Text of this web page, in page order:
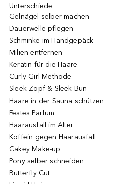
Unterschiede
Gelnägel selber machen
Dauerwelle pflegen
Schminke im Handgepäck
Milien entfernen
Keratin für die Haare
Curly Girl Methode
Sleek Zopf & Sleek Bun
Haare in der Sauna schützen
Festes Parfum
Haarausfall im Alter
Koffein gegen Haarausfall
Cakey Make-up
Pony selber schneiden
Butterfly Cut